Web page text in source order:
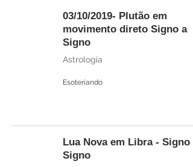
03/10/2019- Plutão em
movimento direto Signo a
Signo
Astrologia
Esoteriando
Lua Nova em Libra - Signo a
Signo